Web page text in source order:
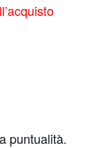
puntualità.